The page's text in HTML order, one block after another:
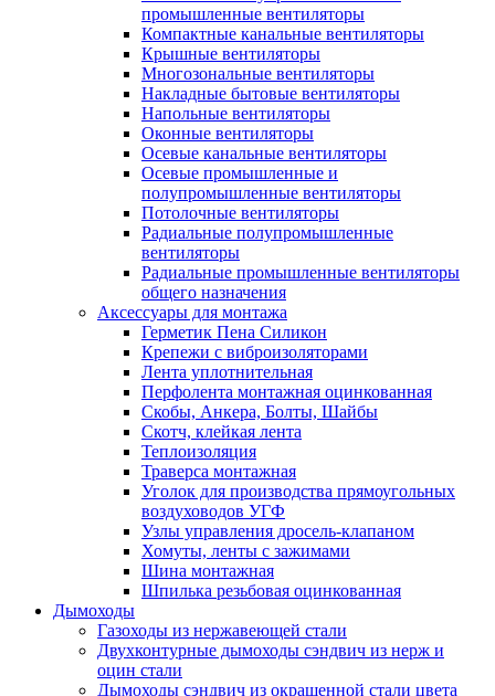
промышленные вентиляторы
Компактные канальные вентиляторы
Крышные вентиляторы
Многозональные вентиляторы
Накладные бытовые вентиляторы
Напольные вентиляторы
Оконные вентиляторы
Осевые канальные вентиляторы
Осевые промышленные и
полупромышленные вентиляторы
Потолочные вентиляторы
Радиальные полупромышленные
вентиляторы
Радиальные промышленные вентиляторы
общего назначения
Аксессуары для монтажа
Герметик Пена Силикон
Крепежи с виброизоляторами
Лента уплотнительная
Перфолента монтажная оцинкованная
Скобы, Анкера, Болты, Шайбы
Скотч, клейкая лента
Теплоизоляция
Траверса монтажная
Уголок для производства прямоугольных
воздуховодов УГФ
Узлы управления дросель-клапаном
Хомуты, ленты с зажимами
Шина монтажная
Шпилька резьбовая оцинкованная
Дымоходы
Газоходы из нержавеющей стали
Двухконтурные дымоходы сэндвич из нерж и
оцин стали
Дымоходы сэндвич из окрашенной стали цвета